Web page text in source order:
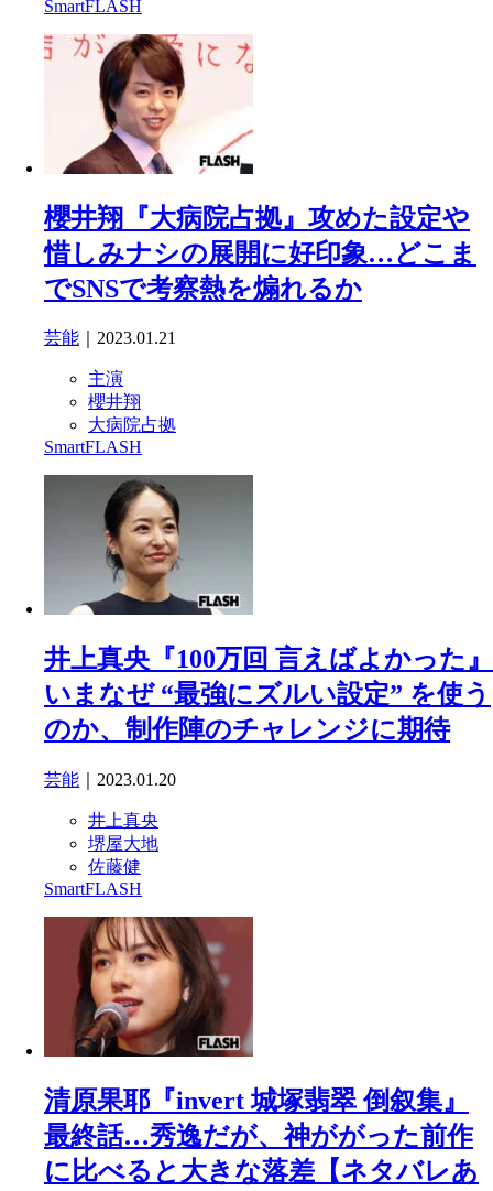
SmartFLASH
櫻井翔『大病院占拠』攻めた設定や
惜しみナシの展開に好印象…どこま
でSNSで考察熱を煽れるか
芸能 ｜2023.01.21
主演
櫻井翔
大病院占拠
SmartFLASH
井上真央『100万回 言えばよかった』
いまなぜ “最強にズルい設定” を使う
のか、制作陣のチャレンジに期待
芸能 ｜2023.01.20
井上真央
堺屋大地
佐藤健
SmartFLASH
清原果耶『invert 城塚翡翠 倒叙集』
最終話…秀逸だが、神ががった前作
に比べると大きな落差【ネタバレあ